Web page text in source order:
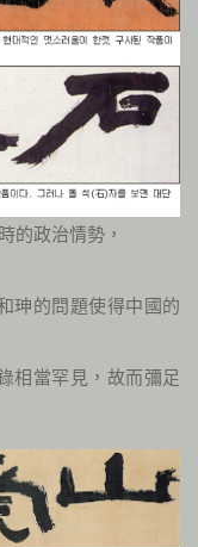
的政治情勢，
珅的問題使得中國的
相當罕見，故而彌足